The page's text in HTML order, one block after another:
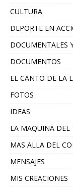
CULTURA
DEPORTE EN
DOCUMENTALES
DOCUMENTOS
EL CANTO DE LA
FOTOS
IDEAS
LA MAQUINA DEL
MAS ALLA DEL
MENSAJES
MIS CREACIONES